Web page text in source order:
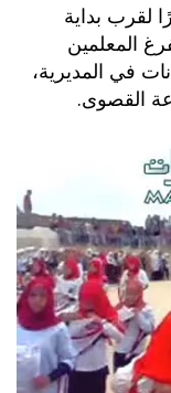
لقرب بداية
المعلمين
في المديرية،
القصوى.